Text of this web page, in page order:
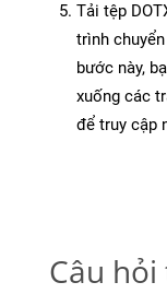
Tải tệp
trình
bước này,
xuống các
để truy cập
Câu